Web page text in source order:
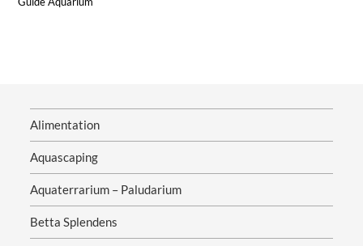
Alimentation
Aquascaping
Aquaterrarium – Paludarium
Betta Splendens